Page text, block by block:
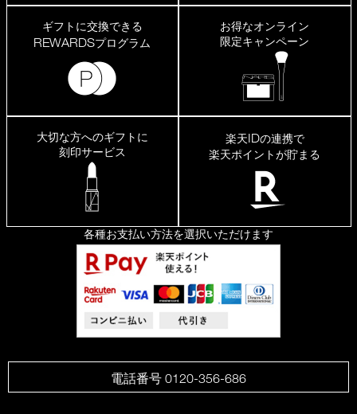
ギフトに交換できる
REWARDSプログラム
お得なオンライン
限定キャンペーン
大切な方へのギフトに
刻印サービス
楽天IDの連携で
楽天ポイントが貯まる
各種お支払い方法を選択いただけます
電話番号 0120-356-686